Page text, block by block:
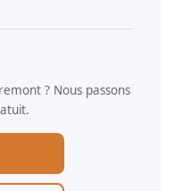
? Nous passons